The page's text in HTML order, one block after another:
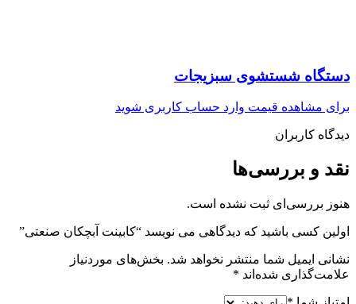
دستگاه شستشوی سبزیجات
برای مشاهده قیمت وارد حساب کاربری شوید
دیدگاه کاربران
نقد و بررسی‌ها
هنوز بررسی‌ای ثبت نشده است.
اولین کسی باشید که دیدگاهی می نویسد “کابینت آبچکان صنعتی”
نشانی ایمیل شما منتشر نخواهد شد. بخش‌های موردنیاز
علامت‌گذاری شده‌اند *